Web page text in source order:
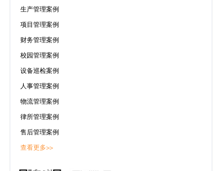
生产管理案例
项目管理案例
财务管理案例
校园管理案例
设备巡检案例
人事管理案例
物流管理案例
律所管理案例
售后管理案例
查看更多>>